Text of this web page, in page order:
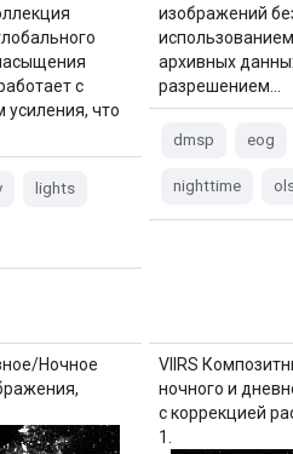
с
что
lights
изображений
архивных
разрешением…
dmsp eog
nighttime
Ночное
VIIRS
ночного и
с коррекцией
1.